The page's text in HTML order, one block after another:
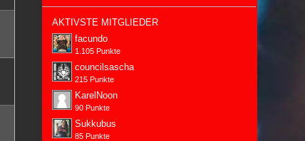
AKTIVSTE MITGLIEDER
facundo
1.105 Punkte
councilsascha
215 Punkte
KarelNoon
90 Punkte
Sukkubus
85 Punkte